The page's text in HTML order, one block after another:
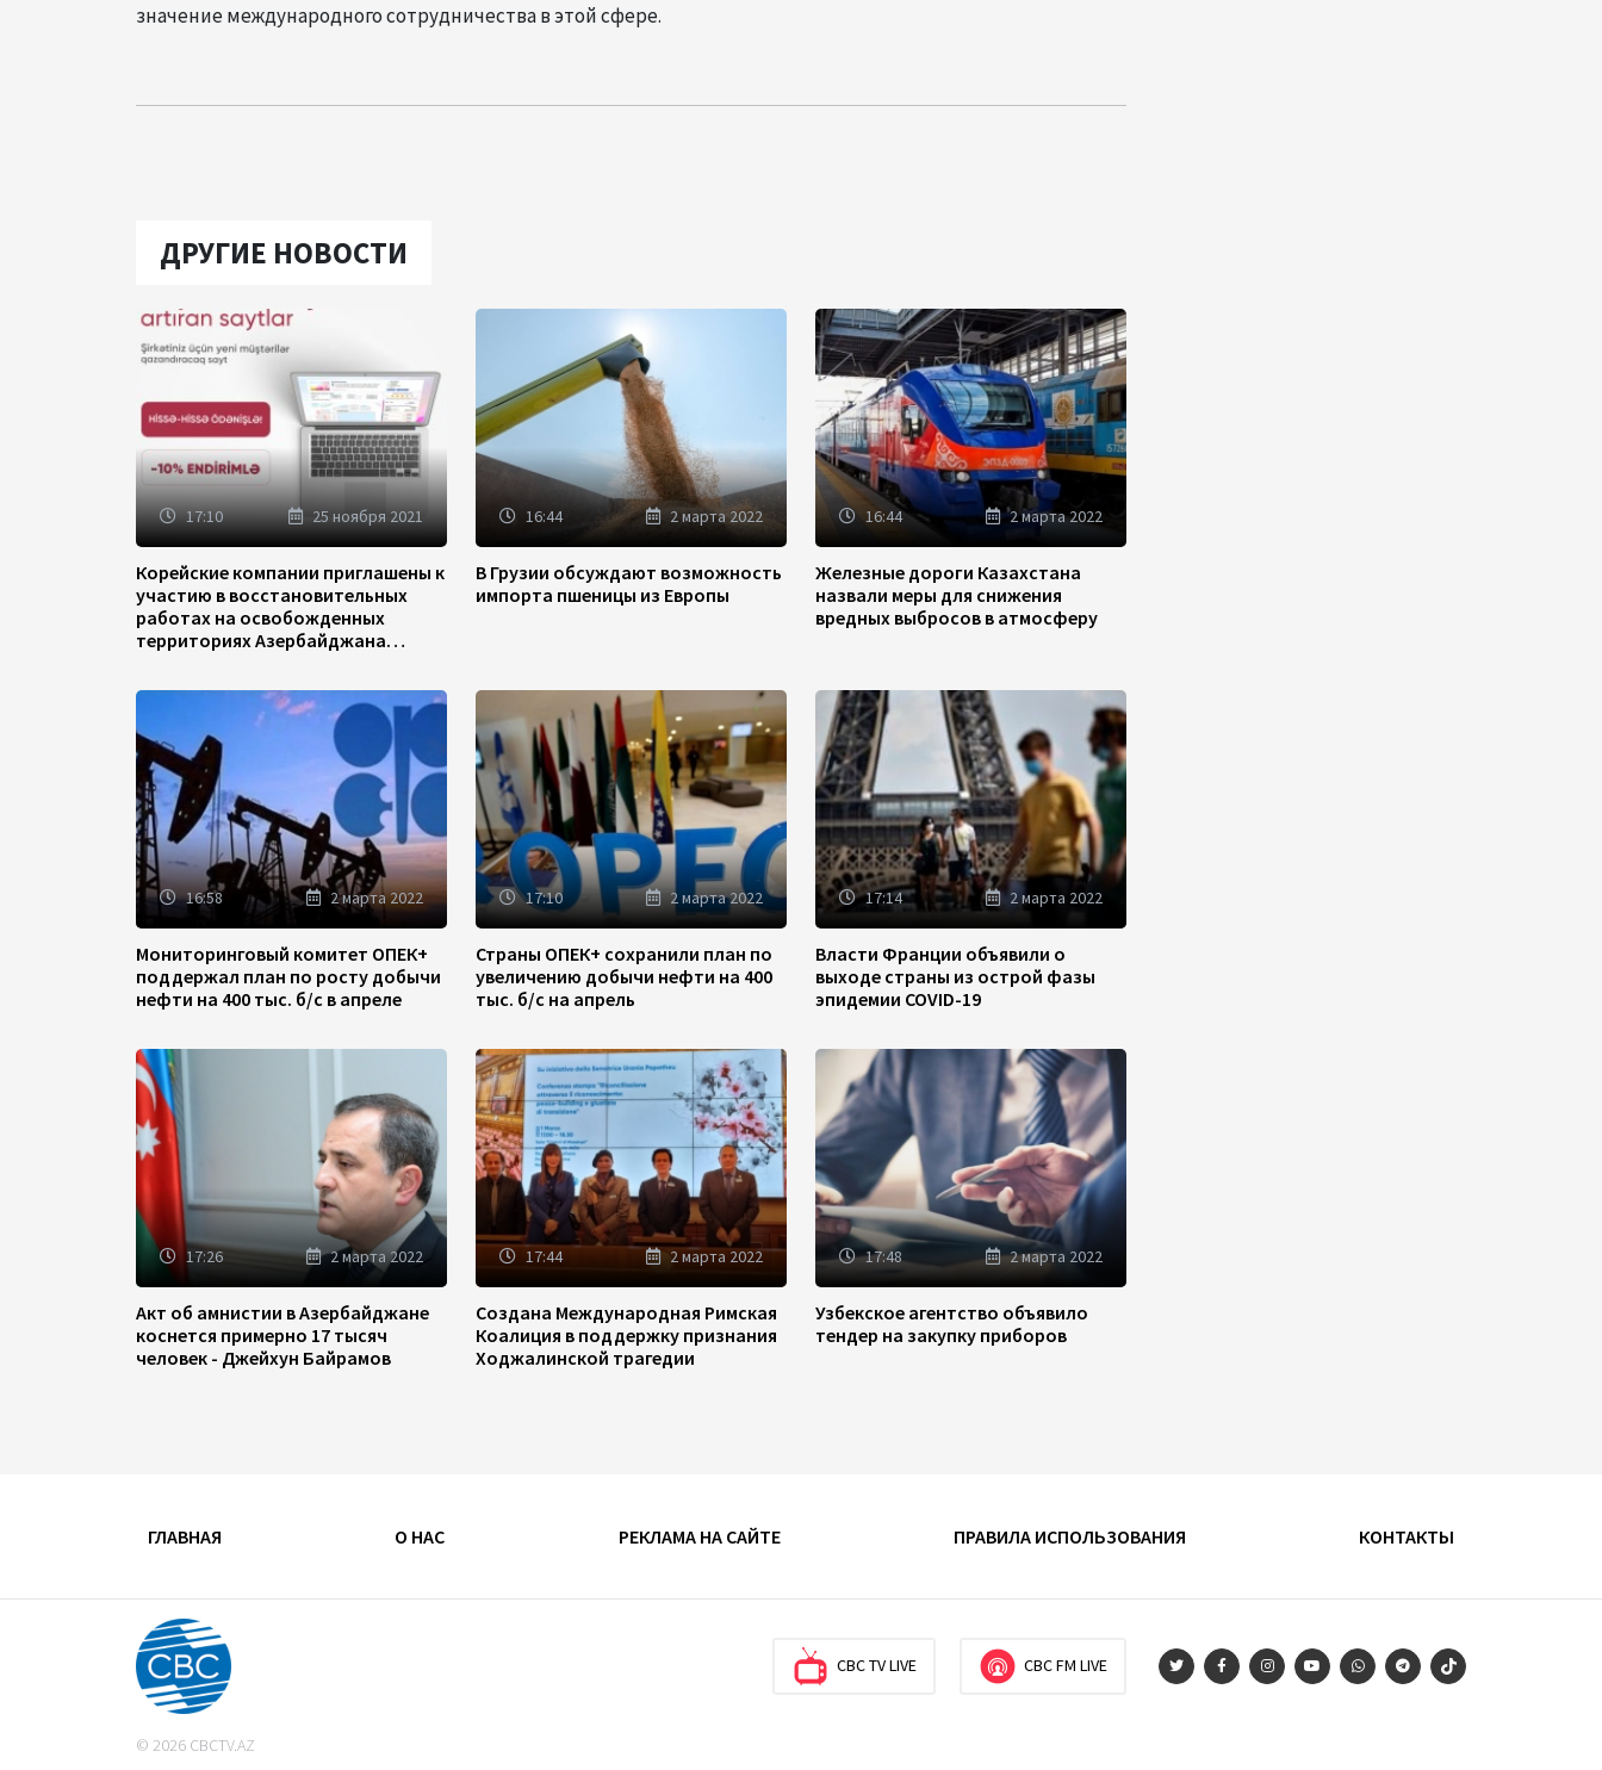
значение международного сотрудничества в этой сфере.
ДРУГИЕ НОВОСТИ
17:10 25 ноября 2021
Корейские компании приглашены к
участию в восстановительных
работах на освобожденных
территориях Азербайджана
16:44 2 марта 2022
В Грузии обсуждают возможность
импорта пшеницы из Европы
16:44 2 марта 2022
Железные дороги Казахстана
назвали меры для снижения
вредных выбросов в атмосферу
16:58 2 марта 2022
Мониторинговый комитет ОПЕК+
поддержал план по росту добычи
нефти на 400 тыс. б/с в апреле
17:10 2 марта 2022
Страны ОПЕК+ сохранили план по
увеличению добычи нефти на 400
тыс. б/с на апрель
17:14 2 марта 2022
Власти Франции объявили о
выходе страны из острой фазы
эпидемии COVID-19
17:26 2 марта 2022
Акт об амнистии в Азербайджане
коснется примерно 17 тысяч
человек - Джейхун Байрамов
17:44 2 марта 2022
Создана Международная Римская
Коалиция в поддержку признания
Ходжалинской трагедии
17:48 2 марта 2022
Узбекское агентство объявило
тендер на закупку приборов
Малайзии
13:44 7 августа 2026
ГЛАВНАЯ О НАС РЕКЛАМА НА САЙТЕ ПРАВИЛА ИСПОЛЬЗОВАНИЯ КОНТАКТЫ
CBC TV LIVE CBC FM LIVE
© 2026 CBCTV.AZ